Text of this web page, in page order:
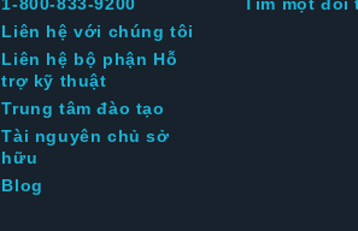
Liên hệ với chúng tôi
Liên hệ bộ phận Hỗ
trợ kỹ thuật
Trung tâm đào tạo
Tài nguyên chủ sở
hữu
Blog